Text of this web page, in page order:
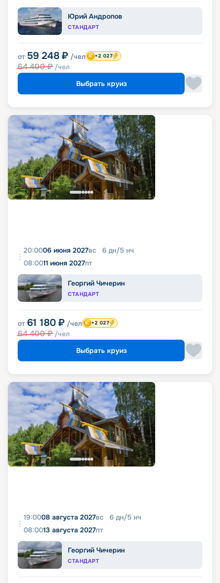
Юрий Андропов
СТАНДАРТ
от 59 248 ₽ /чел
64 400₽ /чел
+2 027
Выбрать круиз
20:0006 июня 2027вс 6 дн/5 нч
08:0011 июня 2027пт
Георгий Чичерин
СТАНДАРТ
от 61 180 ₽ /чел
64 400₽ /чел
+2 027
Выбрать круиз
19:0008 августа 2027вс 6 дн/5 нч
08:0013 августа 2027пт
Георгий Чичерин
СТАНДАРТ